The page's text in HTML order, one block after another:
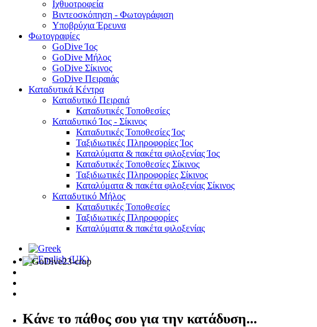
Ιχθυοτροφεία
Βιντεοσκόπηση - Φωτογράφιση
Υποβρύχια Έρευνα
Φωτογραφίες
GoDive Ίος
GoDive Μήλος
GoDive Σίκινος
GoDive Πειραιάς
Καταδυτικά Κέντρα
Καταδυτικό Πειραιά
Καταδυτικές Τοποθεσίες
Καταδυτικό Ίος - Σίκινος
Καταδυτικές Τοποθεσίες Ίος
Ταξιδιωτικές Πληροφορίες Ίος
Καταλύματα & πακέτα φιλοξενίας Ίος
Καταδυτικές Τοποθεσίες Σίκινος
Ταξιδιωτικές Πληροφορίες Σίκινος
Καταλύματα & πακέτα φιλοξενίας Σίκινος
Καταδυτικό Μήλος
Καταδυτικές Τοποθεσίες
Ταξιδιωτικές Πληροφορίες
Καταλύματα & πακέτα φιλοξενίας
Κάνε το πάθος σου για την κατάδυση...